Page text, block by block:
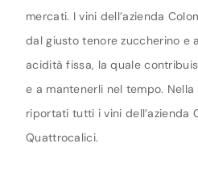
mercati. I vini dell’azienda
dal giusto tenore zuccherino e
acidità fissa, la quale
e a mantenerli nel tempo.
riportati tutti i vini dell’azienda
Quattrocalici.